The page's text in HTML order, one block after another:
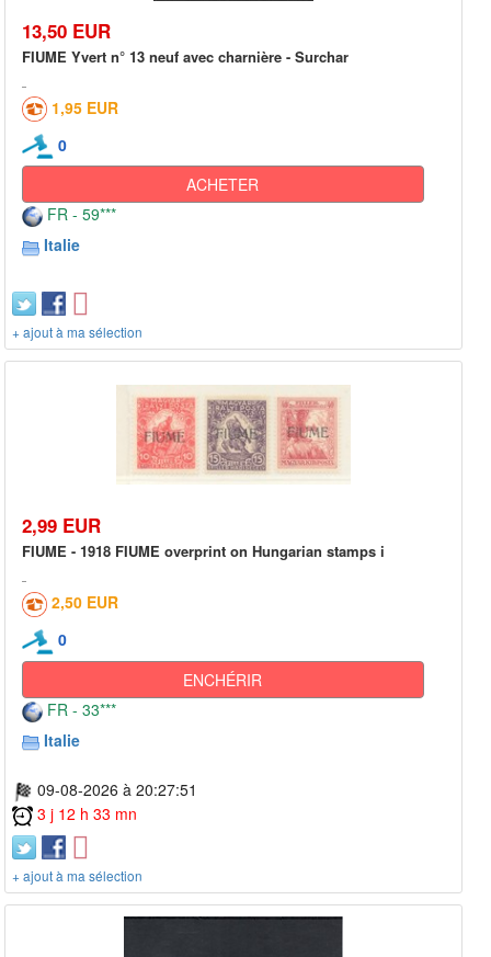
13,50 EUR
FIUME Yvert n° 13 neuf avec charnière - Surchar
1,95 EUR
0
ACHETER
FR - 59***
Italie
+ ajout à ma sélection
2,99 EUR
FIUME - 1918 FIUME overprint on Hungarian stamps i
2,50 EUR
0
ENCHÉRIR
FR - 33***
Italie
09-08-2026 à 20:27:51
3 j 12 h 33 mn
+ ajout à ma sélection